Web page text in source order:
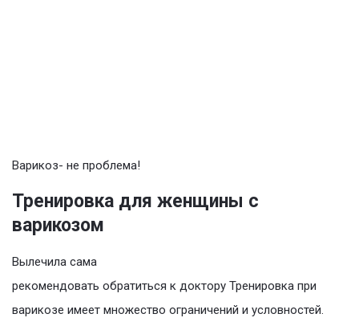
Варикоз- не проблема!
Тренировка для женщины с
варикозом
Вылечила сама
рекомендовать обратиться к доктору Тренировка при
варикозе имеет множество ограничений и условностей.